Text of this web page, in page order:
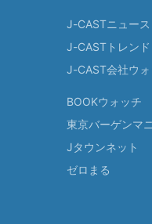
J-CASTニュース
J-CASTトレンド
J-CAST会社ウォ
BOOKウォッチ
東京バーゲンマ
Jタウンネット
ゼロまる